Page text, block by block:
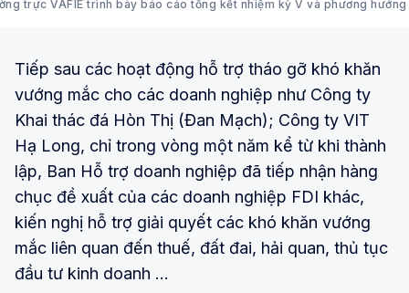
trực VAFIE trình bày báo cáo tổng kết nhiệm kỳ V và phương
Tiếp sau các hoạt động hỗ trợ tháo gỡ khó khăn
vướng mắc cho các doanh nghiệp như Công ty
Khai thác đá Hòn Thị (Đan Mạch); Công ty VIT
Hạ Long, chỉ trong vòng một năm kể từ khi thành
lập, Ban Hỗ trợ doanh nghiệp đã tiếp nhận hàng
chục đề xuất của các doanh nghiệp FDI khác,
kiến nghị hỗ trợ giải quyết các khó khăn vướng
mắc liên quan đến thuế, đất đai, hải quan, thủ tục
đầu tư kinh doanh …